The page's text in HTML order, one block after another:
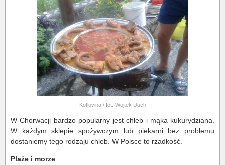
Kotlovina / fot. Wojtek Duch
W Chorwacji bardzo popularny jest chleb i mąka kukurydziana.
W każdym sklepie spożywczym lub piekarni bez problemu
dostaniemy tego rodzaju chleb. W Polsce to rzadkość.
Plaże i morze